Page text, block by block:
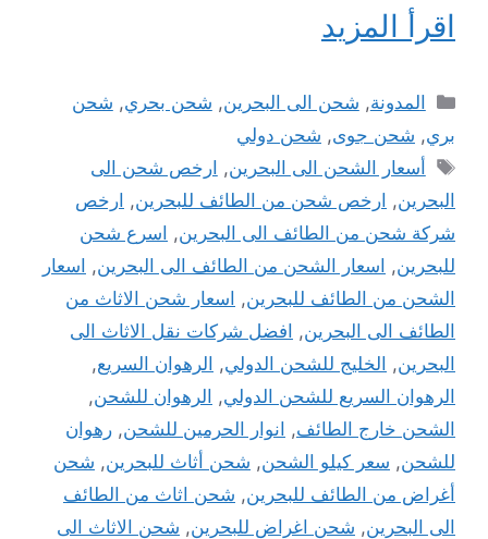
اقرأ المزيد
التصنيفات
المدونة, شحن الى البحرين, شحن بحري, شحن
بري, شحن جوى, شحن دولي
الوسوم
أسعار الشحن الى البحرين, ارخص شحن الى
البحرين, ارخص شحن من الطائف للبحرين, ارخص
شركة شحن من الطائف الى البحرين, اسرع شحن
للبحرين, اسعار الشحن من الطائف الى البحرين, اسعار
الشحن من الطائف للبحرين, اسعار شحن الاثاث من
الطائف الى البحرين, افضل شركات نقل الاثاث الى
البحرين, الخليج للشحن الدولي, الرهوان السريع,
الرهوان السريع للشحن الدولي, الرهوان للشحن,
الشحن خارج الطائف, انوار الحرمين للشحن, رهوان
للشحن, سعر كيلو الشحن, شحن أثاث للبحرين, شحن
أغراض من الطائف للبحرين, شحن اثاث من الطائف
الى البحرين, شحن اغراض للبحرين, شحن الاثاث الى